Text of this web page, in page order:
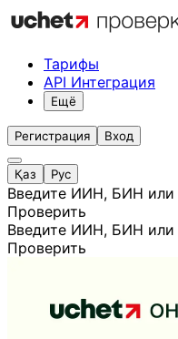
Тарифы
API Интеграция
Ещё
Регистрация Вход
Қаз Рус
Введите ИИН, БИН или
Проверить
Введите ИИН, БИН или
Проверить